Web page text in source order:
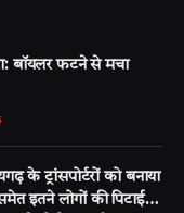
बॉयलर फटने से मचा
के ट्रांसपोर्टरों को बनाया
इतने लोगों की पिटाई…